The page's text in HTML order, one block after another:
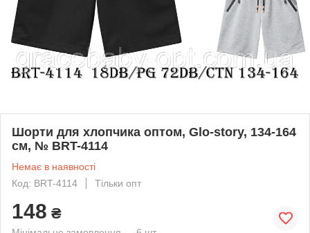
Шорти для хлопчика оптом, Glo-story, 134-164
см, № BRT-4114
Немає в наявності
Код: BRT-4114
Тільки опт
148 ₴